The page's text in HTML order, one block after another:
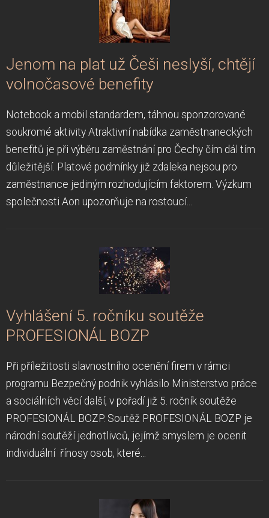
Jenom na plat už Češi neslyší, chtějí
volnočasové benefity
Notebook a mobil standardem, táhnou sponzorované
soukromé aktivity Atraktivní nabídka zaměstnaneckých
benefitů je při výběru zaměstnání pro Čechy čím dál tím
důležitější. Platové podmínky již zdaleka nejsou pro
zaměstnance jediným rozhodujícím faktorem. Výzkum
společnosti Aon upozorňuje na rostoucí...
Vyhlášení 5. ročníku soutěže
PROFESIONÁL BOZP
Při příležitosti slavnostního ocenění firem v rámci
programu Bezpečný podnik vyhlásilo Ministerstvo práce
a sociálních věcí další, v pořadí již 5. ročník soutěže
PROFESIONÁL BOZP. Soutěž PROFESIONÁL BOZP je
národní soutěží jednotlivců, jejímž smyslem je ocenit
individuální řínosy osob, které...